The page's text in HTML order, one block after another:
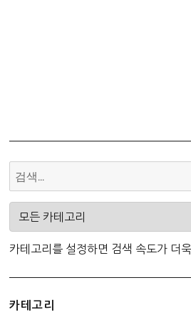
카테고리를 설정하면 검색 속도가 더
카테고리